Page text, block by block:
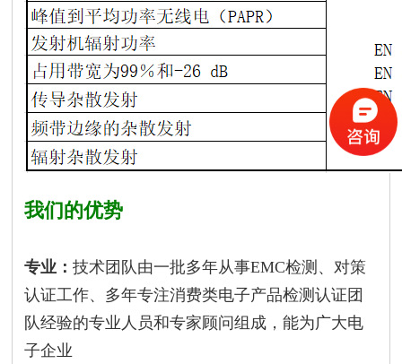
我们的优势
专业：技术团队由一批多年从事EMC检测、对策
认证工作、多年专注消费类电子产品检测认证团
队经验的专业人员和专家顾问组成，能为广大电
子企业